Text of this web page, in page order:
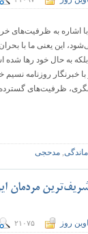
اشاره به ظرفیت‌های
این یعنی ما با
به حال خود رها
خبرنگار روزنامه
ظرفیت‌های
, مدحجی
مردمان
روز ۲۱۰۷۵